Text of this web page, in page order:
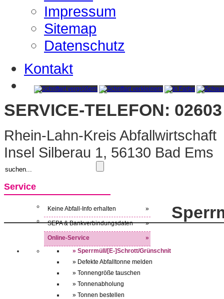
Impressum
Sitemap
Datenschutz
Kontakt
SERVICE-TELEFON:
Rhein-Lahn-Kreis Abfallwirtschaft
Insel Silberau 1, 56130 Bad Ems
Service
Keine Abfall-Info erhalten »
SEPA & Bankverbindungsdaten »
Online-Service
»
» Sperrmüll/[E-]Schrott/Grünschnit
» Defekte Abfalltonne melden
» Tonnengröße tauschen
» Tonnenabholung
» Tonnen bestellen